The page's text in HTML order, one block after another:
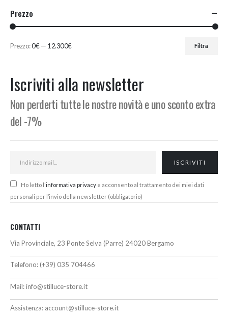
Prezzo
Filtra
Prezzo:0€— 12.300€
Iscriviti alla newsletter
Non perderti tutte le nostre novità e uno sconto extra
del -7%
Ho letto l'informativa privacy e acconsento al trattamento dei miei dati
personali per l’invio della newsletter (obbligatorio)
CONTATTI
Via Provinciale, 23 Ponte Selva (Parre) 24020 Bergamo
Telefono: (+39) 035 704466
Mail:info@stilluce-store.it
Assistenza: account@stilluce-store.it